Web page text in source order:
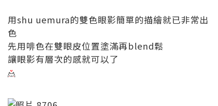
用shu uemura的雙色眼影簡單的描繪就已非常出
色
先用啡色在雙眼皮位置塗滿再blend鬆
讓眼影有層次的感就可以了